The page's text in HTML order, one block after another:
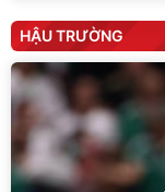
HẬU TRƯỜNG